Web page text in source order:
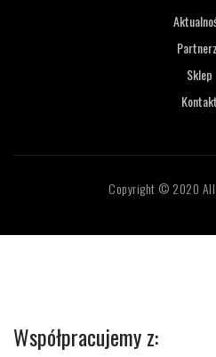
Sklep
Kontakt
Copyright © 2020 All
Współpracujemy z: